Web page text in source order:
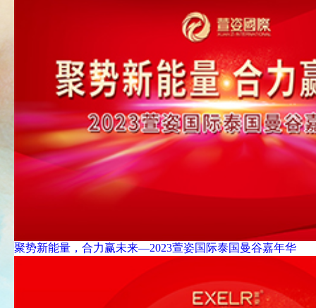
聚势新能量，合力赢未来—2023萱姿国际泰国曼谷嘉年华